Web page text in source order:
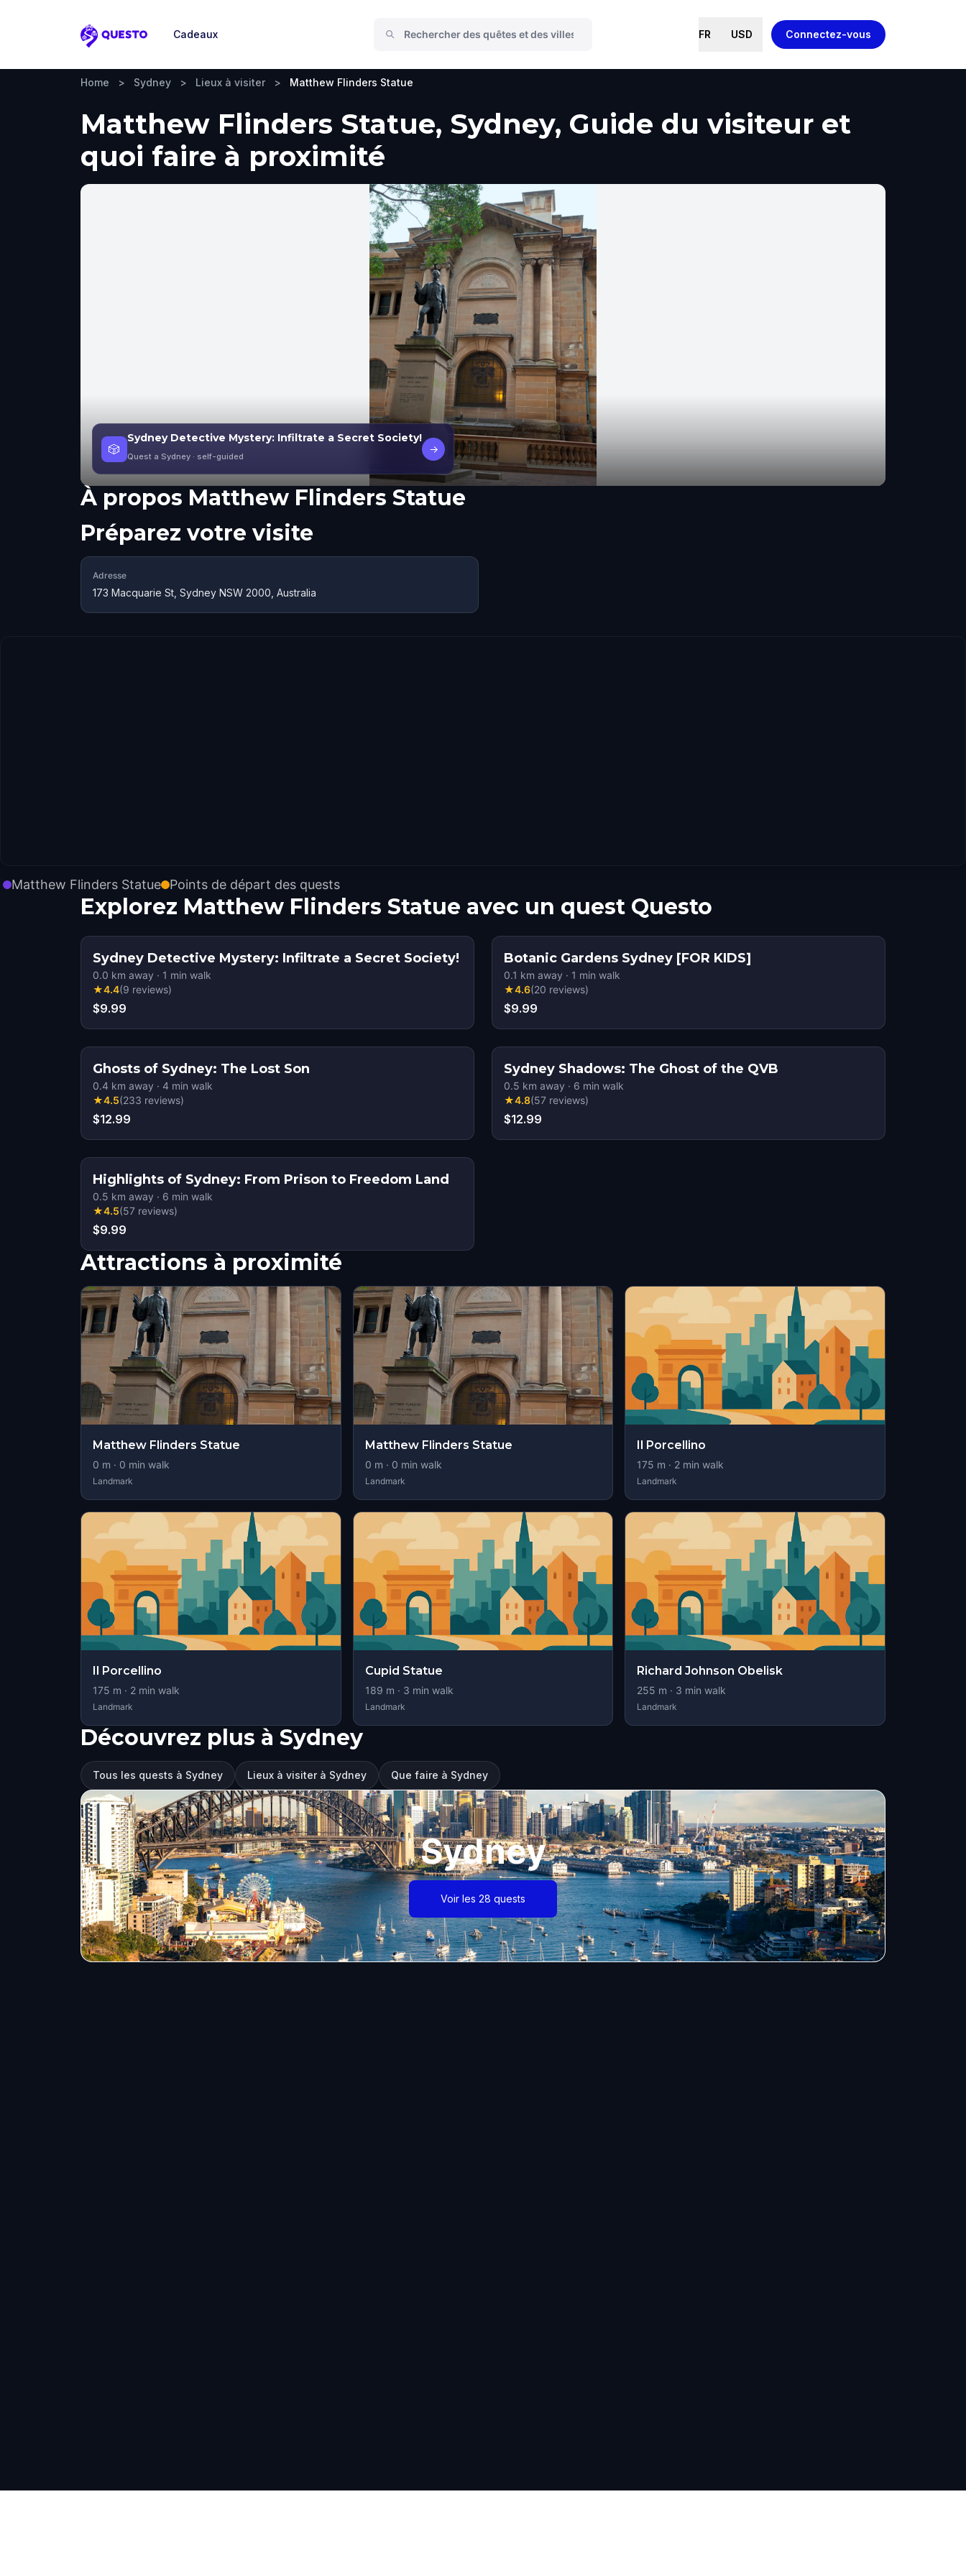
Questo
Cadeaux FR USD Connectez-vous
Home > Sydney > Lieux à visiter > Matthew Flinders Statue
Matthew Flinders Statue, Sydney, Guide du visiteur et
quoi faire à proximité
🎲
Sydney Detective Mystery: Infiltrate a Secret Society!
Quest a Sydney · self-guided
→
À propos Matthew Flinders Statue
Préparez votre visite
Adresse
173 Macquarie St, Sydney NSW 2000, Australia
Matthew Flinders Statue Points de départ des quests
Explorez Matthew Flinders Statue avec un quest Questo
Sydney Detective Mystery: Infiltrate a Secret Society!
0.0 km away · 1 min walk
★4.4(9 reviews)
$9.99
Botanic Gardens Sydney [FOR KIDS]
0.1 km away · 1 min walk
★4.6(20 reviews)
$9.99
Ghosts of Sydney: The Lost Son
0.4 km away · 4 min walk
★4.5(233 reviews)
$12.99
Sydney Shadows: The Ghost of the QVB
0.5 km away · 6 min walk
★4.8(57 reviews)
$12.99
Highlights of Sydney: From Prison to Freedom Land
0.5 km away · 6 min walk
★4.5(57 reviews)
$9.99
Attractions à proximité
Matthew Flinders Statue
0 m · 0 min walk
Landmark
Matthew Flinders Statue
0 m · 0 min walk
Landmark
Il Porcellino
175 m · 2 min walk
Landmark
Il Porcellino
175 m · 2 min walk
Landmark
Cupid Statue
189 m · 3 min walk
Landmark
Richard Johnson Obelisk
255 m · 3 min walk
Landmark
Découvrez plus à Sydney
Tous les quests à Sydney Lieux à visiter à Sydney Que faire à Sydney
Sydney
Voir les 28 quests